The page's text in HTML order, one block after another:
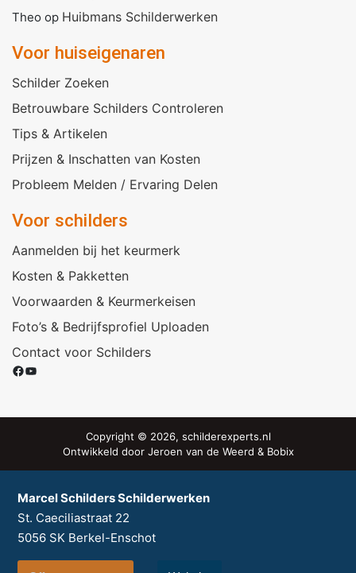
Marcel Schilders Schilderwerken
St. Caeciliastraat 22
5056 SK Berkel-Enschot
Theo op Huibmans Schilderwerken
Voor huiseigenaren
Schilder Zoeken
Betrouwbare Schilders Controleren
Tips & Artikelen
Prijzen & Inschatten van Kosten
Probleem Melden / Ervaring Delen
Voor schilders
Aanmelden bij het keurmerk
Kosten & Pakketten
Voorwaarden & Keurmerkeisen
Foto’s & Bedrijfsprofiel Uploaden
Contact voor Schilders
Facebook
YouTube
Copyright © 2026, schilderexperts.nl
Ontwikkeld door Jeroen van de Weerd & Bobix